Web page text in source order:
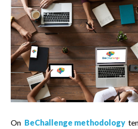
On BeChallenge methodology